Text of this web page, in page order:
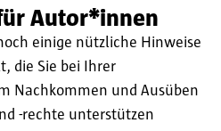
Autor*innen
einige nützliche Hinweise
die Sie bei Ihrer
Nachkommen und Ausüben
-rechte unterstützen